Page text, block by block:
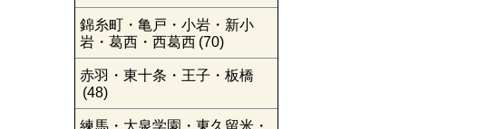
錦糸町・亀戸・小岩・新小
岩・葛西・西葛西 (70)
赤羽・東十条・王子・板橋
(48)
練馬・大泉学園・東久留米・